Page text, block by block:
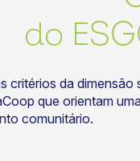
do
critérios da
que orientam
comunitário.